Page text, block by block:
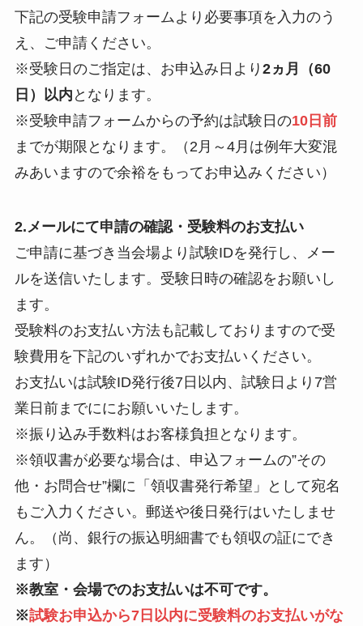
下記の受験申請フォームより必要事項を入力のう
え、ご申請ください。
※受験日のご指定は、お申込み日より 2ヵ月（60
日）以内 となります。
※受験申請フォームからの予約は試験日の10日前
までが期限となります。（2月～4月は例年大変混
みあいますので余裕をもってお申込みください）
2.メールにて申請の確認・受験料のお支払い
ご申請に基づき当会場より試験IDを発行し、メー
ルを送信いたします。受験日時の確認をお願いし
ます。
受験料のお支払い方法も記載しておりますので受
験費用を下記のいずれかでお支払いください。
お支払いは試験ID発行後7日以内、試験日より7営
業日前までににお願いいたします。
※振り込み手数料はお客様負担となります。
※領収書が必要な場合は、申込フォームの”その
他・お問合せ”欄に「領収書発行希望」として宛名
もご入力ください。郵送や後日発行はいたしませ
ん。（尚、銀行の振込明細書でも領収の証にでき
ます）
※教室・会場でのお支払いは不可です。
※試験お申込から7日以内に受験料のお支払いがな